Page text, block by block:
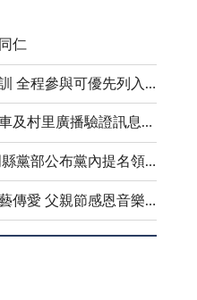
仁
海洋保育師資增能培訓 全程參與可優先列入到校宣導講師
漢光演習以心戰喊話車及村里廣播驗證訊息傳遞效能
公職選舉 國民黨金門縣黨部公布黨內提名領表、登記起迄日期
跨世代合唱團同台獻藝傳愛 父親節感恩音樂會溫馨登場